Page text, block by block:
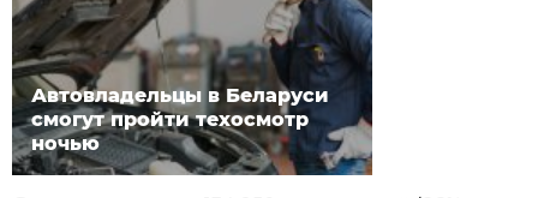
Автовладельцы в Беларуси
смогут пройти техосмотр
ночью